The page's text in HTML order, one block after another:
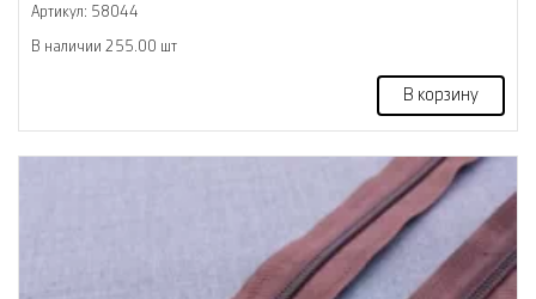
Артикул: 58044
В наличии 255.00 шт
В корзину